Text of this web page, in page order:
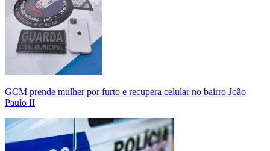
GCM prende mulher por furto e recupera celular no bairro João
Paulo II